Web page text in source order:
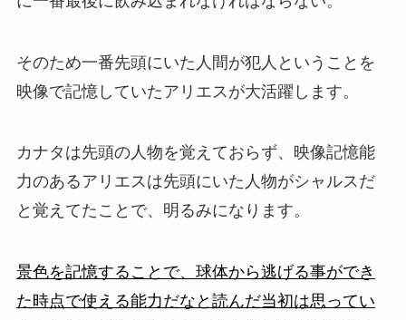
そのため一番先頭にいた人間が犯人ということを
映像で記憶していたアリエスが大活躍します。
カナタは先頭の人物を覚えておらず、映像記憶能
力のあるアリエスは先頭にいた人物がシャルスだ
と覚えてたことで、明るみになります。
景色を記憶することで、球体から逃げる事ができ
た時点で使える能力だなと読んだ当初は思ってい